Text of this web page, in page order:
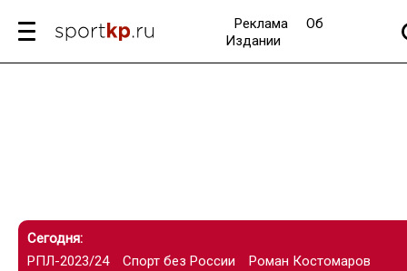
Реклама
Об
Издании
Сегодня:
РПЛ-2023/24
Спорт без России
Роман Костомаров